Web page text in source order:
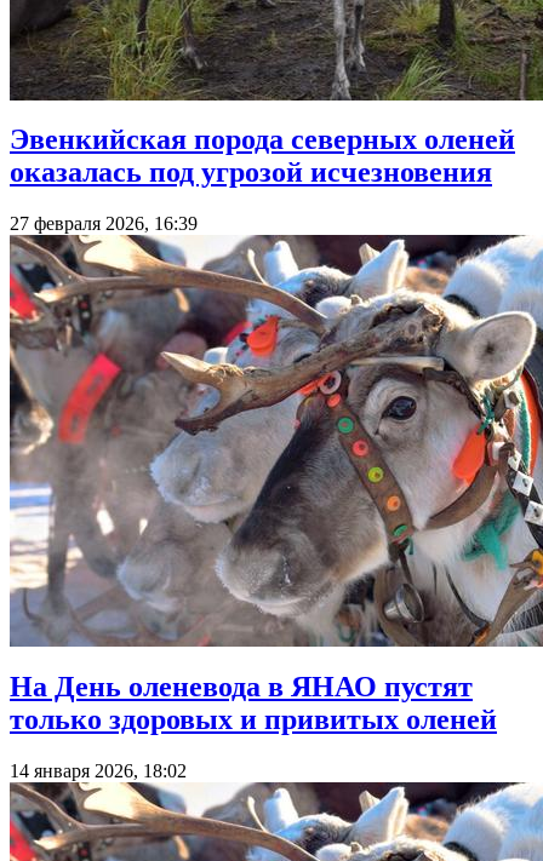
Эвенкийская порода северных оленей
оказалась под угрозой исчезновения
27 февраля 2026, 16:39
На День оленевода в ЯНАО пустят
только здоровых и привитых оленей
14 января 2026, 18:02